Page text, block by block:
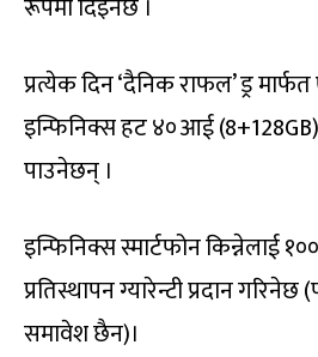
रूपमा दिइनेछ ।
प्रत्येक दिन ‘दैनिक राफल’ ड्र
इन्फिनिक्स हट ४०आई
पाउनेछन् ।
इन्फिनिक्स स्मार्टफोन किन्नेलाई
प्रतिस्थापन ग्यारेन्टी प्रदान गरिनेछ
समावेश छैन)।